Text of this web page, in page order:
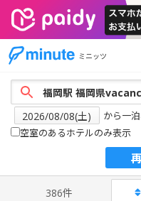
ミニッツ
から一
空室のあるホテルのみ表示
386件